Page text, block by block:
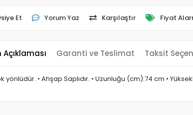
Et Yorum Yaz Karşılaştır Fiyat
Açıklaması Garanti ve Teslimat Taksit
• Ahşap Saplıdır. • Uzunluğu (cm):74 cm •